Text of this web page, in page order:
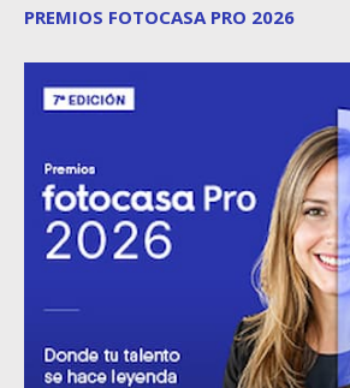
PREMIOS FOTOCASA PRO 2026